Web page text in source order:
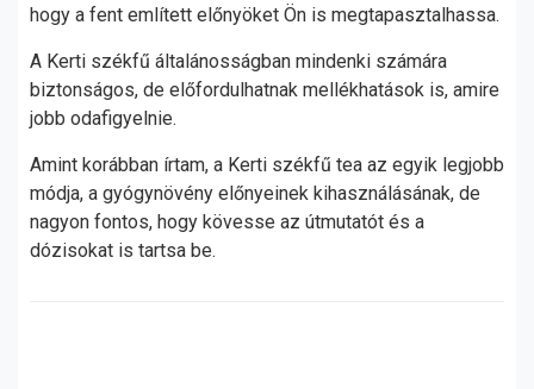
hogy a fent említett előnyöket Ön is megtapasztalhassa.
A Kerti székfű általánosságban mindenki számára
biztonságos, de előfordulhatnak mellékhatások is, amire
jobb odafigyelnie.
Amint korábban írtam, a Kerti székfű tea az egyik legjobb
módja, a gyógynövény előnyeinek kihasználásának, de
nagyon fontos, hogy kövesse az útmutatót és a
dózisokat is tartsa be.